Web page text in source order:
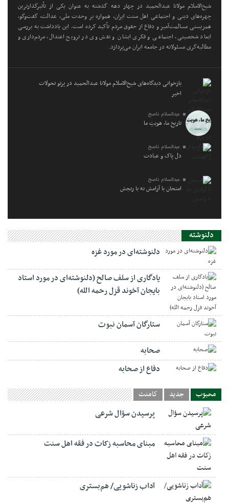
شیخ‌الاسلام مولانا عبدالحمید در چهار دهه گذشته به عنوان یکی از تأثیرگذارترین
چهره‌های دینی و اجتماعی اهل سنت ایران، همواره بر وحدت ملی، عدالت، گفت‌وگو،
همزیستی مسالمت‌آمیز و دفاع از حقوق مردم تأکید کرده است. این یادداشت به بررسی
ابعاد شخصیتی، اجتماعی و فکری ایشان و نقش وی در ترویج اعتدال، مردم‌داری و
مطالبه‌گری مسئولانه در جامعه ایران می‌پردازد.
بازخوانی دیدگاه‌های شیخ‌الاسلام مولانا عبدالحمید در پرتو تحولات
اخیر
عبدالسلام ناصح
تاریخِ ما، هویتِ ما
عبدالسلام ناصح
دل پاک و عبادت
عبدالسلام ناصح
امتحان با آرامش نه با رنجش
دلنوشته
دلنوشته‌ای در مورد غزه
یادگاری از سلف صالح (دلنوشته‌ای در مورد استاد
بایجان آخوند قزل رحمه الله)
ستارگان آسمان نبوت
صحابه
دفاع از صحابه
محبوب جدید کامنت
پرسیدن سؤال شرعی
مبنای محاسبه زکات در فقه اهل سنت
آداب زناشویی/ هم‌بستری